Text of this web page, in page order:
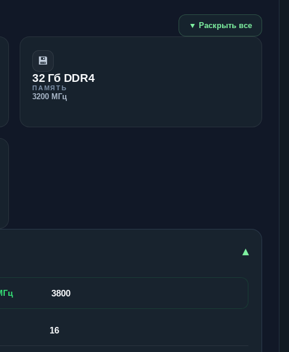
▼ Раскрыть все
💾
32 Гб DDR4
ПАМЯТЬ
3200 МГц
▾
3800
16